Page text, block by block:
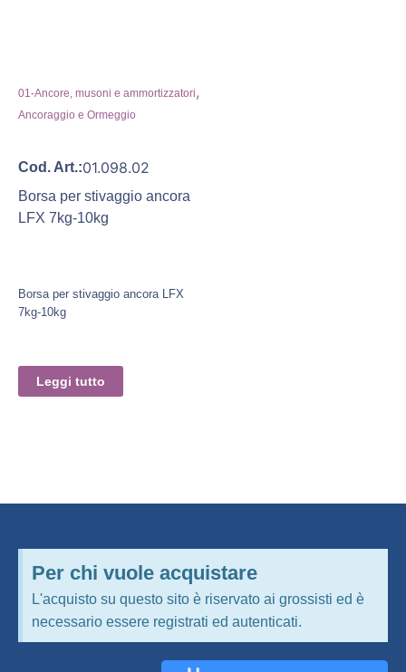
01-Ancore, musoni e ammortizzatori,
Ancoraggio e Ormeggio
Cod. Art.:01.098.02
Borsa per stivaggio ancora
LFX 7kg-10kg
Borsa per stivaggio ancora LFX
7kg-10kg
Leggi tutto
Per chi vuole acquistare
L'acquisto su questo sito è riservato ai grossisti ed è
necessario essere registrati ed autenticati.